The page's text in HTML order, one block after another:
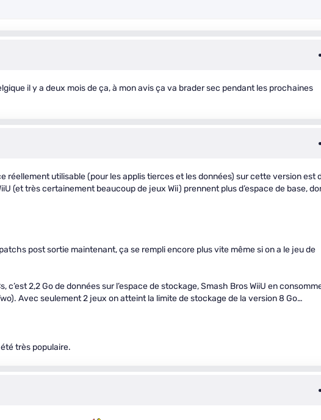
il y a deux mois de ça, à mon avis ça va brader sec pendant les prochaines
réellement utilisable (pour les applis tierces et les données) sur cette version est
(et très certainement beaucoup de jeux Wii) prennent plus d’espace de base,
post sortie maintenant, ça se rempli encore plus vite même si on a le jeu de
c’est 2,2 Go de données sur l’espace de stockage, Smash Bros WiiU en
Avec seulement 2 jeux on atteint la limite de stockage de la version 8 Go…
très populaire.